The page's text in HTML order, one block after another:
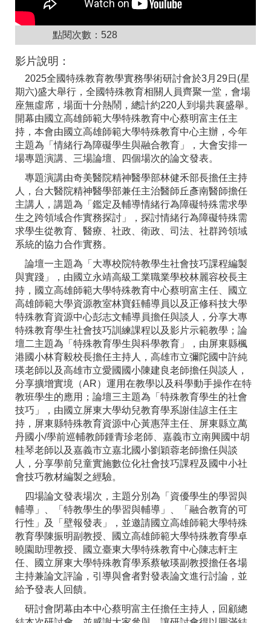
點閱次數： 528
影片說明：
2025全國特殊教育教學實務學術研討會於3月29日(星
期六)盛大舉行，全國特殊教育相關人員齊聚一堂，會場
座無虛席，場面十分熱鬧，總計約220人到場共襄盛舉。
開幕由國立高雄師範大學特殊教育中心蔡明富主任主
持，本會由國立高雄師範大學特殊教育中心主辦，今年
主題為「情緒行為障礙學生與融合教育」，大會安排一
場專題演講、三場論壇、四個場次的論文發表。
專題演講由奇美醫院精神醫學部林健禾部長擔任主持
人，台大醫院精神醫學部兼任主治醫師丘彥南醫師擔任
主講人，講題為「鑑定及輔導情緒行為障礙特殊需求學
生之跨領域合作實務探討」，探討情緒行為障礙特殊需
求學生從教育、醫療、社政、衛政、司法、社群跨領域
系統的協力合作實務。
論壇一主題為「大專校院特教學生社會技巧課程編製
與實踐」，由國立永靖高級工業職業學校林麗容校長主
持，國立高雄師範大學特殊教育中心蔡明富主任、國立
高雄師範大學資源教室林寶鈺輔導員以及正修科技大學
特殊教育資源中心彭志文輔導員擔任與談人，分享大專
特殊教育學生社會技巧訓練課程以及影片示範教學；論
壇二主題為「特殊教育學生與科學教育」，由屏東縣楓
港國小林育毅校長擔任主持人，高雄市立彌陀國中許純
瑛老師以及高雄市立愛國國小陳建良老師擔任與談人，
分享擴增實境（AR）運用在教學以及科學動手操作在特
教班學生的應用；論壇三主題為「特殊教育學生的社會
技巧」，由國立屏東大學幼兒教育學系謝佳諺主任主
持，屏東縣特殊教育資源中心黃惠萍主任、屏東縣立萬
丹國小/學前巡輔教師鍾青珍老師、嘉義市立南興國中胡
桂琴老師以及嘉義市立嘉北國小劉穎蓉老師擔任與談
人，分享學前兒童實施數位化社會技巧課程及國中小社
會技巧教材編製之經驗。
四場論文發表場次，主題分別為「資優學生的學習與
輔導」、「特教學生的學習與輔導」、「融合教育的可
行性」及「壁報發表」，並邀請國立高雄師範大學特殊
教育學陳振明副教授、國立高雄師範大學特殊教育學卓
曉園助理教授、國立臺東大學特殊教育中心陳志軒主
任、國立屏東大學特殊教育學系蔡敏瑛副教授擔任各場
主持兼論文評論，引導與會者對發表論文進行討論，並
給予發表人回饋。
研討會閉幕由本中心蔡明富主任擔任主持人，回顧總